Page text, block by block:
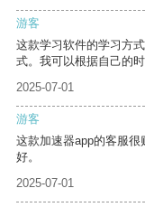
游客
这款学习软件的学习方
式。我可以根据自己的
2025-07-01
游客
这款加速器app的客服
好。
2025-07-01